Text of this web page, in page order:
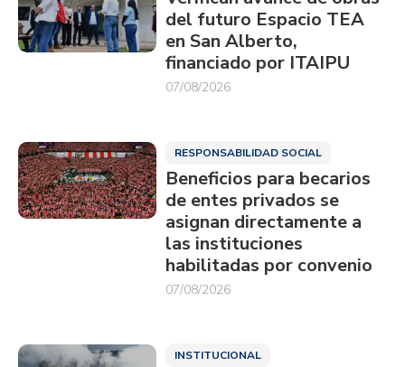
del futuro Espacio TEA
en San Alberto,
financiado por ITAIPU
07/08/2026
RESPONSABILIDAD SOCIAL
Beneficios para becarios
de entes privados se
asignan directamente a
las instituciones
habilitadas por convenio
07/08/2026
INSTITUCIONAL